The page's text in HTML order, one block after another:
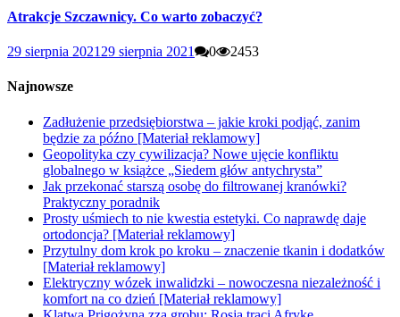
Atrakcje Szczawnicy. Co warto zobaczyć?
29 sierpnia 2021 29 sierpnia 2021 0 2453
Najnowsze
Zadłużenie przedsiębiorstwa – jakie kroki podjąć, zanim
będzie za późno [Materiał reklamowy]
Geopolityka czy cywilizacja? Nowe ujęcie konfliktu
globalnego w książce „Siedem głów antychrysta”
Jak przekonać starszą osobę do filtrowanej kranówki?
Praktyczny poradnik
Prosty uśmiech to nie kwestia estetyki. Co naprawdę daje
ortodoncja? [Materiał reklamowy]
Przytulny dom krok po kroku – znaczenie tkanin i dodatków
[Materiał reklamowy]
Elektryczny wózek inwalidzki – nowoczesna niezależność i
komfort na co dzień [Materiał reklamowy]